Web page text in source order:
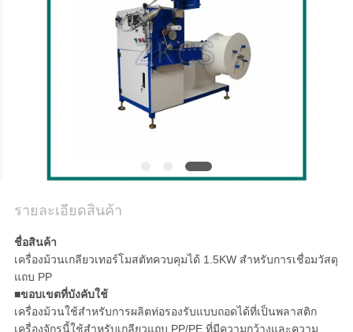
แผนผัง
เว็บไซต์
นโยบาย
รายละเอียดสินค้า
ชื่อสินค้า
เครื่องม้วนเกลียวเทอร์โมสตัทควบคุมได้ 1.5KW สำหรับการเชื่อมวัสดุ
แถบ PP
■ขอบเขตที่บังคับใช้
เครื่องม้วนใช้สำหรับการผลิตท่อรองรับแบบถอดได้ที่เป็นพลาสติก
เครื่องจักรนี้ใช้สำหรับเกลียวแถบ PP/PE ที่มีความกว้างและความ